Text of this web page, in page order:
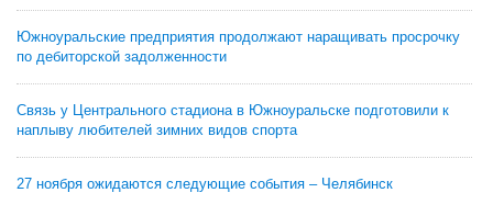
Южноуральские предприятия продолжают наращивать просрочку
по дебиторской задолженности
Связь у Центрального стадиона в Южноуральске подготовили к
наплыву любителей зимних видов спорта
27 ноября ожидаются следующие события – Челябинск